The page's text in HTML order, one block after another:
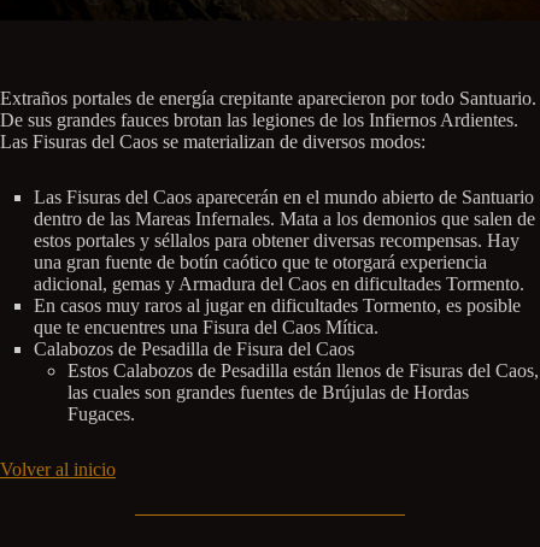
Extraños portales de energía crepitante aparecieron por todo Santuario.
De sus grandes fauces brotan las legiones de los Infiernos Ardientes.
Las Fisuras del Caos se materializan de diversos modos:
Las Fisuras del Caos aparecerán en el mundo abierto de Santuario
dentro de las Mareas Infernales. Mata a los demonios que salen de
estos portales y séllalos para obtener diversas recompensas. Hay
una gran fuente de botín caótico que te otorgará experiencia
adicional, gemas y Armadura del Caos en dificultades Tormento.
En casos muy raros al jugar en dificultades Tormento, es posible
que te encuentres una Fisura del Caos Mítica.
Calabozos de Pesadilla de Fisura del Caos
Estos Calabozos de Pesadilla están llenos de Fisuras del Caos,
las cuales son grandes fuentes de Brújulas de Hordas
Fugaces.
Volver al inicio